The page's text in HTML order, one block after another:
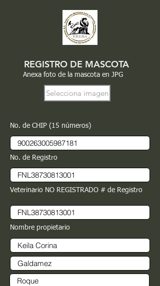
REGISTRO DE MASCOTA
Anexa foto de la mascota en JPG
Selecciona imagen
No. de CHIP (15 números)
No. de Registro
Veterinario NO REGISTRADO # de Registro
Nombre propietario